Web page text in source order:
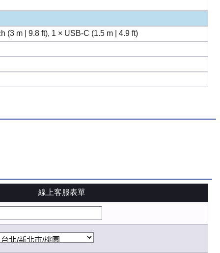
(3 m | 9.8 ft), 1 × USB-C (1.5 m | 4.9 ft)
線上客服表單